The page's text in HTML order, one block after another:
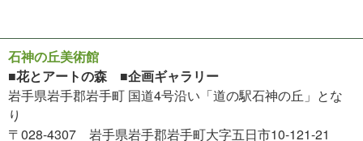
石神の丘美術館
■花とアートの森 ■企画ギャラリー
岩手県岩手郡岩手町 国道4号沿い「道の駅石神の丘」とな
り
〒028-4307 岩手県岩手郡岩手町大字五日市10-121-21